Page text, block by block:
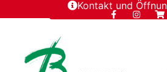
Kontakt und